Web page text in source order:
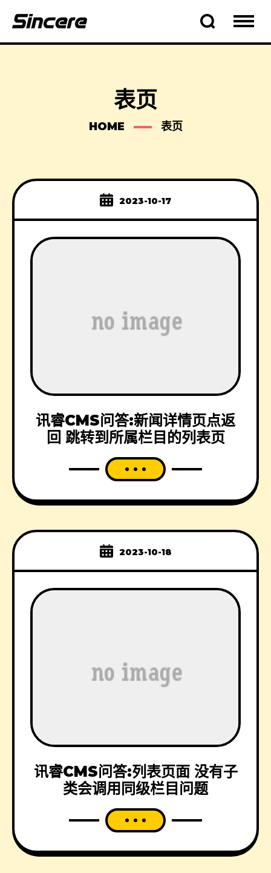
表页
HOME 表页
2023-10-17
讯睿CMS问答:新闻详情页点返
回 跳转到所属栏目的列表页
2023-10-18
讯睿CMS问答:列表页面 没有子
类会调用同级栏目问题